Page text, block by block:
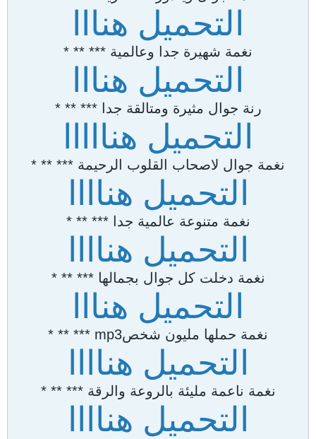
التحميل هنااا
نغمة شهيرة جدا وعالمية *** ** *
التحميل هنااا
رنة جوال مثيرة ومتالقة جدا *** ** *
التحميل هنااااا
نغمة جوال لاصحاب القلوب الرحيمة *** ** *
التحميل هناااا
نغمة متنوعة عالمية جدا *** ** *
التحميل هناااا
نغمة دخلت كل جوال بجمالها *** ** *
التحميل هنااا
نغمة حملها مليون شخصmp3 *** ** *
التحميل هناااا
نغمة ناعمة مليئة بالروعة والرقة *** ** *
التحميل هناااا